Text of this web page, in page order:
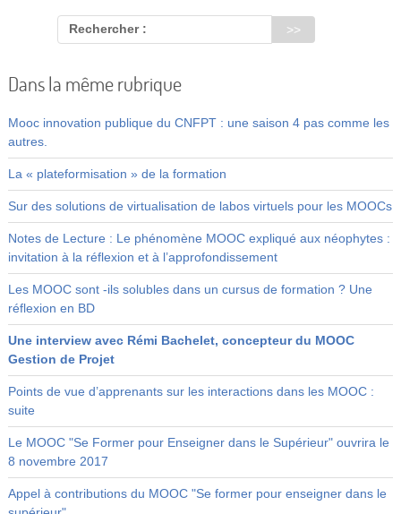
Rechercher :
Dans la même rubrique
Mooc innovation publique du CNFPT : une saison 4 pas comme les
autres.
La « plateformisation » de la formation
Sur des solutions de virtualisation de labos virtuels pour les MOOCs
Notes de Lecture : Le phénomène MOOC expliqué aux néophytes :
invitation à la réflexion et à l’approfondissement
Les MOOC sont -ils solubles dans un cursus de formation ? Une
réflexion en BD
Une interview avec Rémi Bachelet, concepteur du MOOC
Gestion de Projet
Points de vue d’apprenants sur les interactions dans les MOOC :
suite
Le MOOC "Se Former pour Enseigner dans le Supérieur" ouvrira le
8 novembre 2017
Appel à contributions du MOOC "Se former pour enseigner dans le